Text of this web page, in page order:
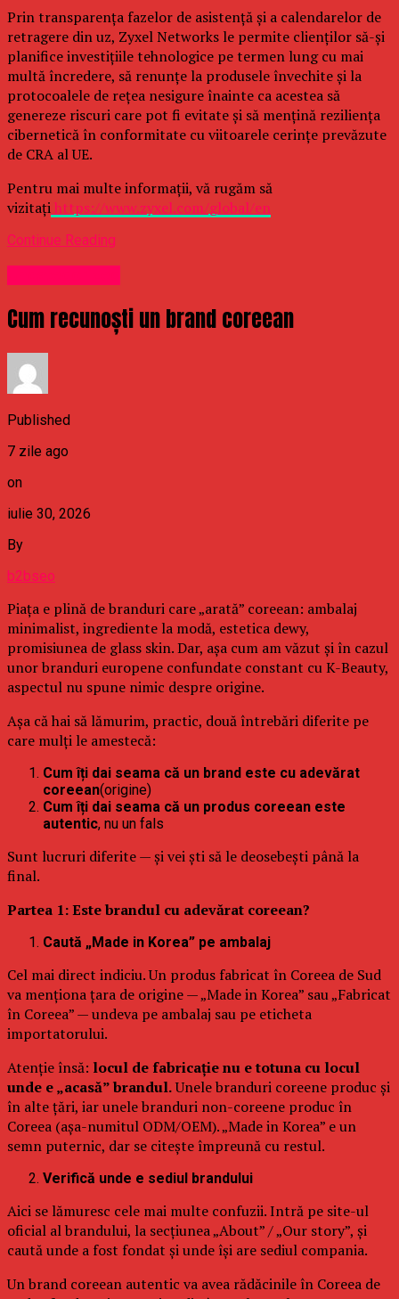
Prin transparența fazelor de asistență și a calendarelor de
retragere din uz, Zyxel Networks le permite clienților să-și
planifice investițiile tehnologice pe termen lung cu mai
multă încredere, să renunțe la produsele învechite și la
protocoalele de rețea nesigure înainte ca acestea să
genereze riscuri care pot fi evitate și să mențină reziliența
cibernetică în conformitate cu viitoarele cerințe prevăzute
de CRA al UE.
Pentru mai multe informații, vă rugăm să
vizitațihttps://www.zyxel.com/global/en
Continue Reading
Cum recunoști un brand coreean
Published
7 zile ago
on
iulie 30, 2026
By
b2bseo
Piața e plină de branduri care „arată” coreean: ambalaj
minimalist, ingrediente la modă, estetica dewy,
promisiunea de glass skin. Dar, așa cum am văzut și în cazul
unor branduri europene confundate constant cu K-Beauty,
aspectul nu spune nimic despre origine.
Așa că hai să lămurim, practic, două întrebări diferite pe
care mulți le amestecă:
Cum îți dai seama că un brand este cu adevărat
coreean(origine)
Cum îți dai seama că un produs coreean este
autentic, nu un fals
Sunt lucruri diferite — și vei ști să le deosebești până la
final.
Partea 1: Este brandul cu adevărat coreean?
Caută „Made in Korea” pe ambalaj
Cel mai direct indiciu. Un produs fabricat în Coreea de Sud
va menționa țara de origine — „Made in Korea” sau „Fabricat
în Coreea” — undeva pe ambalaj sau pe eticheta
importatorului.
Atenție însă: locul de fabricație nu e totuna cu locul
unde e „acasă” brandul.Unele branduri coreene produc și
în alte țări, iar unele branduri non-coreene produc în
Coreea (așa-numitul ODM/OEM). „Made in Korea” e un
semn puternic, dar se citește împreună cu restul.
Verifică unde e sediul brandului
Aici se lămuresc cele mai multe confuzii. Intră pe site-ul
oficial al brandului, la secțiunea „About” / „Our story”, și
caută unde a fost fondat și unde își are sediul compania.
Un brand coreean autentic va avea rădăcinile în Coreea de